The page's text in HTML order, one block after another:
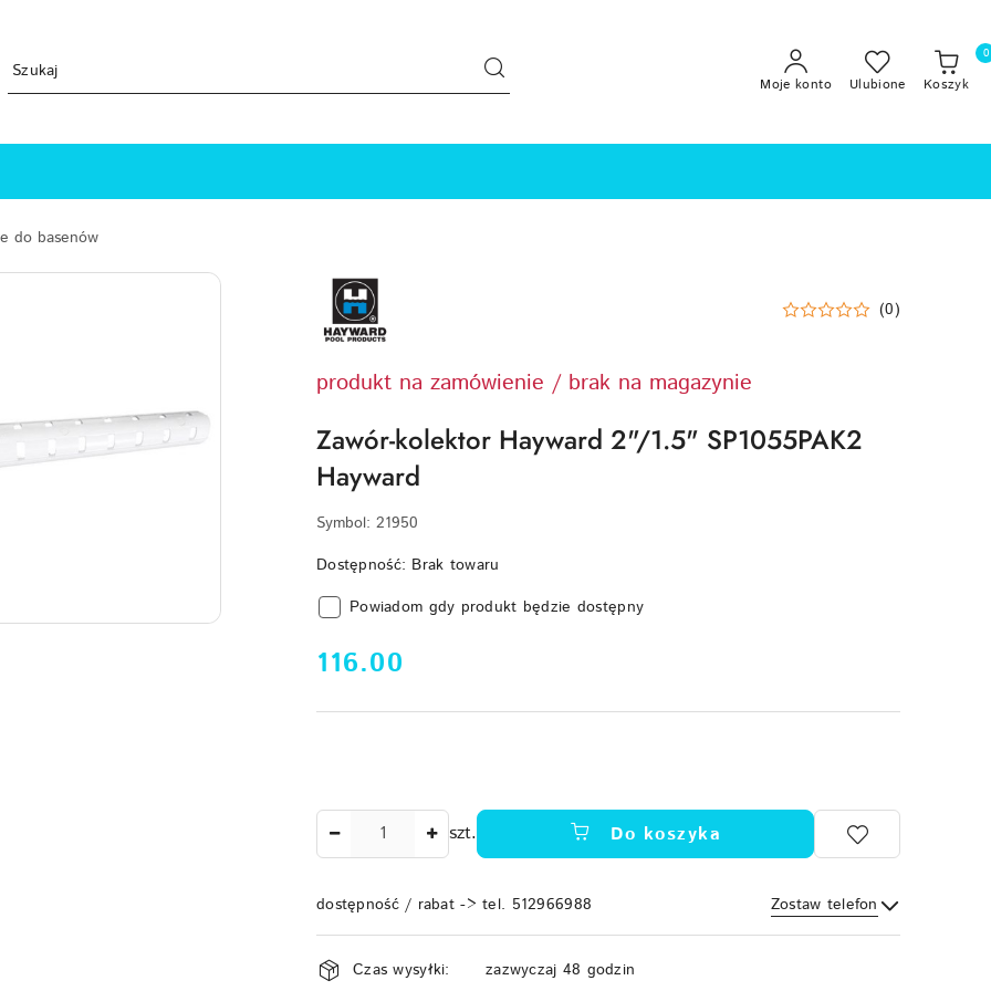
Moje konto Ulubione Koszyk
0
do basenów
HAYWARD-
LOGO
(0)
produkt na zamówienie / brak na magazynie
Zawór-kolektor Hayward 2"/1.5" SP1055PAK2
Hayward
Symbol: 21950
Dostępność: Brak towaru
Powiadom gdy produkt będzie dostępny
cena:
116.00
szt. Do koszyka
dostępność / rabat -> tel. 512966988 Zostaw telefon
Wyślij
Dostępność
Czas wysyłki:
zazwyczaj 48 godzin